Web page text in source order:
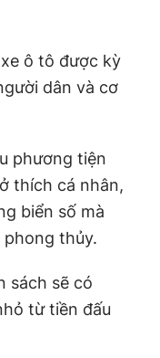
ô tô được kỳ
dân và cơ
phương tiện
thích cá nhân,
biển số mà
phong thủy.
sách sẽ có
từ tiền đấu